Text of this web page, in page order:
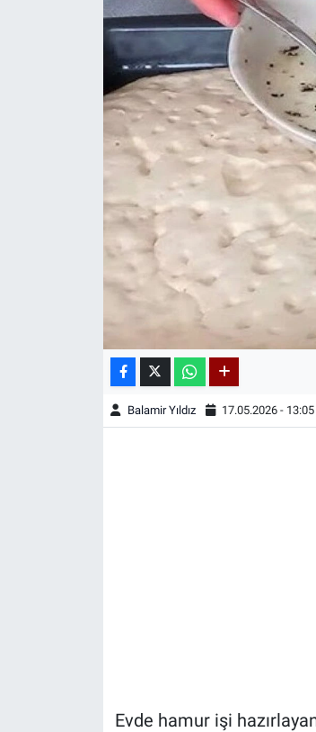
Balamir Yıldız 17.05.2026 - 13:05
Evde hamur işi